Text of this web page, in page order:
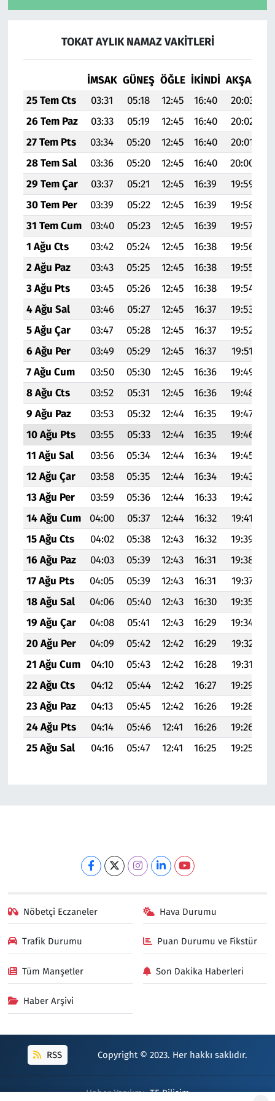
TOKAT AYLIK NAMAZ VAKITLERI
İMSAK GÜNEŞ ÖĞLE İKINDI AKŞAM
25 Tem Cts
03:31 05:18 12:45 16:40 20:03
26 Tem Paz
03:33 05:19 12:45 16:40 20:02
27 Tem Pts
03:34 05:20 12:45 16:40 20:01
28 Tem Sal
03:36 05:20 12:45 16:40 20:00
29 Tem Çar
03:37 05:21 12:45 16:39 19:59
30 Tem Per
03:39 05:22 12:45 16:39 19:58
31 Tem Cum
03:40 05:23 12:45 16:39 19:57
1 Ağu Cts
03:42 05:24 12:45 16:38 19:56
2 Ağu Paz
03:43 05:25 12:45 16:38 19:55
3 Ağu Pts
03:45 05:26 12:45 16:38 19:54
4 Ağu Sal
03:46 05:27 12:45 16:37 19:53
5 Ağu Çar
03:47 05:28 12:45 16:37 19:52
6 Ağu Per
03:49 05:29 12:45 16:37 19:51
7 Ağu Cum
03:50 05:30 12:45 16:36 19:49
8 Ağu Cts
03:52 05:31 12:45 16:36 19:48
9 Ağu Paz
03:53 05:32 12:44 16:35 19:47
10 Ağu Pts
03:55 05:33 12:44 16:35 19:46
11 Ağu Sal
03:56 05:34 12:44 16:34 19:45
12 Ağu Çar
03:58 05:35 12:44 16:34 19:43
13 Ağu Per
03:59 05:36 12:44 16:33 19:42
14 Ağu Cum
04:00 05:37 12:44 16:32 19:41
15 Ağu Cts
04:02 05:38 12:43 16:32 19:39
16 Ağu Paz
04:03 05:39 12:43 16:31 19:38
17 Ağu Pts
04:05 05:39 12:43 16:31 19:37
18 Ağu Sal
04:06 05:40 12:43 16:30 19:35
19 Ağu Çar
04:08 05:41 12:43 16:29 19:34
20 Ağu Per
04:09 05:42 12:42 16:29 19:32
21 Ağu Cum
04:10 05:43 12:42 16:28 19:31
22 Ağu Cts
04:12 05:44 12:42 16:27 19:29
23 Ağu Paz
04:13 05:45 12:42 16:26 19:28
24 Ağu Pts
04:14 05:46 12:41 16:26 19:26
25 Ağu Sal
04:16 05:47 12:41 16:25 19:25
Nöbetçi Eczaneler Hava Durumu
Trafik Durumu Puan Durumu ve Fikstür
Tüm Manşetler Son Dakika Haberleri
Haber Arşivi
RSS Copyright © 2023. Her hakkı saklıdır.
Haber Yazılımı:TE Bilişim